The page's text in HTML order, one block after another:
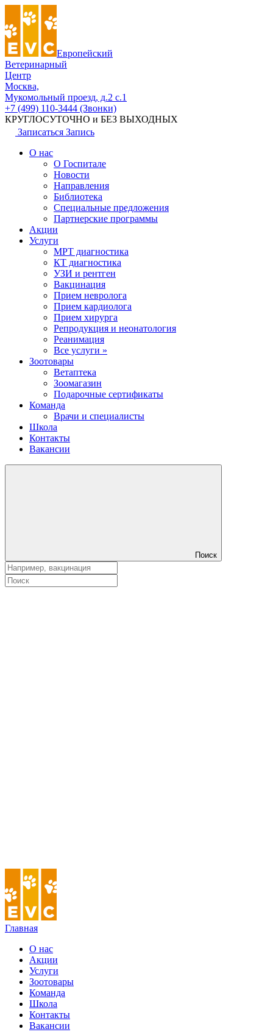
Европейский
Ветеринарный
Центр
Москва,
Мукомольный проезд, д.2 с.1
+7 (499) 110-3444 (Звонки)
КРУГЛОСУТОЧНО и БЕЗ ВЫХОДНЫХ
Записаться Запись
О нас
О Госпитале
Новости
Направления
Библиотека
Специальные предложения
Партнерские программы
Акции
Услуги
МРТ диагностика
КТ диагностика
УЗИ и рентген
Вакцинация
Прием невролога
Прием кардиолога
Прием хирурга
Репродукция и неонатология
Реанимация
Все услуги »
Зоотовары
Ветаптека
Зоомагазин
Подарочные сертификаты
Команда
Врачи и специалисты
Школа
Контакты
Вакансии
Поиск
Главная
О нас
Акции
Услуги
Зоотовары
Команда
Школа
Контакты
Вакансии